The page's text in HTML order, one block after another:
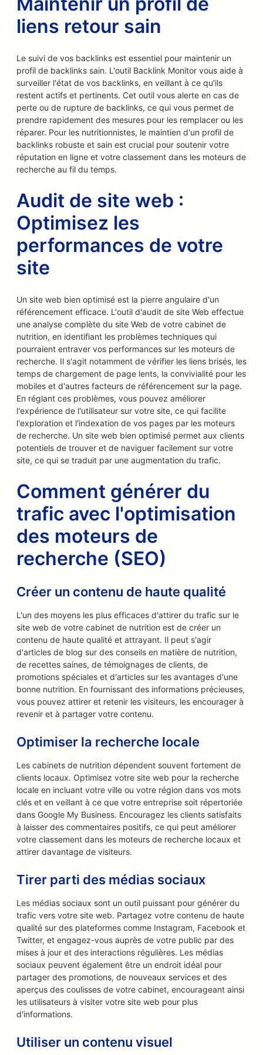
liens retour sain
Le suivi de vos backlinks est essentiel pour maintenir un
profil de backlinks sain. L'outil Backlink Monitor vous aide à
surveiller l'état de vos backlinks, en veillant à ce qu'ils
restent actifs et pertinents. Cet outil vous alerte en cas de
perte ou de rupture de backlinks, ce qui vous permet de
prendre rapidement des mesures pour les remplacer ou les
réparer. Pour les nutritionnistes, le maintien d'un profil de
backlinks robuste et sain est crucial pour soutenir votre
réputation en ligne et votre classement dans les moteurs de
recherche au fil du temps.
Audit de site web :
Optimisez les
performances de votre
site
Un site web bien optimisé est la pierre angulaire d'un
référencement efficace. L'outil d'audit de site Web effectue
une analyse complète du site Web de votre cabinet de
nutrition, en identifiant les problèmes techniques qui
pourraient entraver vos performances sur les moteurs de
recherche. Il s'agit notamment de vérifier les liens brisés, les
temps de chargement de page lents, la convivialité pour les
mobiles et d'autres facteurs de référencement sur la page.
En réglant ces problèmes, vous pouvez améliorer
l'expérience de l'utilisateur sur votre site, ce qui facilite
l'exploration et l'indexation de vos pages par les moteurs
de recherche. Un site web bien optimisé permet aux clients
potentiels de trouver et de naviguer facilement sur votre
site, ce qui se traduit par une augmentation du trafic.
Comment générer du
trafic avec l'optimisation
des moteurs de
recherche (SEO)
Créer un contenu de haute qualité
L'un des moyens les plus efficaces d'attirer du trafic sur le
site web de votre cabinet de nutrition est de créer un
contenu de haute qualité et attrayant. Il peut s'agir
d'articles de blog sur des conseils en matière de nutrition,
de recettes saines, de témoignages de clients, de
promotions spéciales et d'articles sur les avantages d'une
bonne nutrition. En fournissant des informations précieuses,
vous pouvez attirer et retenir les visiteurs, les encourager à
revenir et à partager votre contenu.
Optimiser la recherche locale
Les cabinets de nutrition dépendent souvent fortement de
clients locaux. Optimisez votre site web pour la recherche
locale en incluant votre ville ou votre région dans vos mots
clés et en veillant à ce que votre entreprise soit répertoriée
dans Google My Business. Encouragez les clients satisfaits
à laisser des commentaires positifs, ce qui peut améliorer
votre classement dans les moteurs de recherche locaux et
attirer davantage de visiteurs.
Tirer parti des médias sociaux
Les médias sociaux sont un outil puissant pour générer du
trafic vers votre site web. Partagez votre contenu de haute
qualité sur des plateformes comme Instagram, Facebook et
Twitter, et engagez-vous auprès de votre public par des
mises à jour et des interactions régulières. Les médias
sociaux peuvent également être un endroit idéal pour
partager des promotions, de nouveaux services et des
aperçus des coulisses de votre cabinet, encourageant ainsi
les utilisateurs à visiter votre site web pour plus
d'informations.
Utiliser un contenu visuel